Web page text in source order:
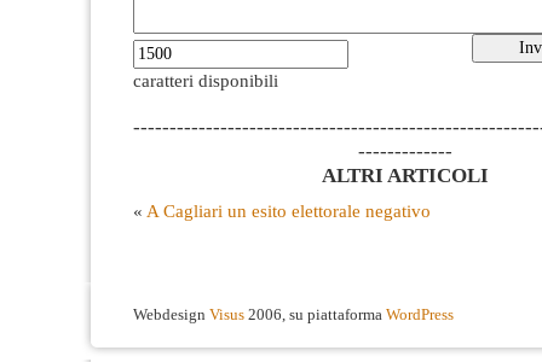
caratteri disponibili
-------------
ALTRI ARTICOLI
« A Cagliari un esito elettorale negativo
Webdesign Visus 2006, su piattaforma WordPress